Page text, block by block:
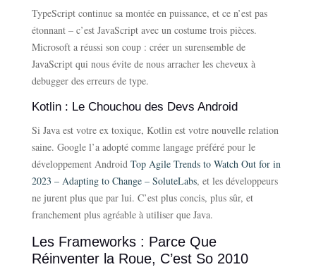
TypeScript continue sa montée en puissance, et ce n’est pas
étonnant – c’est JavaScript avec un costume trois pièces.
Microsoft a réussi son coup : créer un surensemble de
JavaScript qui nous évite de nous arracher les cheveux à
debugger des erreurs de type.
Kotlin : Le Chouchou des Devs Android
Si Java est votre ex toxique, Kotlin est votre nouvelle relation
saine. Google l’a adopté comme langage préféré pour le
développement Android Top Agile Trends to Watch Out for in
2023 – Adapting to Change – SoluteLabs, et les développeurs
ne jurent plus que par lui. C’est plus concis, plus sûr, et
franchement plus agréable à utiliser que Java.
Les Frameworks : Parce Que
Réinventer la Roue, C’est So 2010